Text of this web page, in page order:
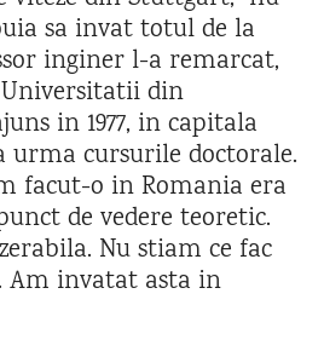
sa invat totul de la
inginer l-a remarcat,
din
in 1977, in capitala
urma cursurile doctorale.
facut-o in Romania era
de vedere teoretic.
Nu stiam ce fac
Am invatat asta in